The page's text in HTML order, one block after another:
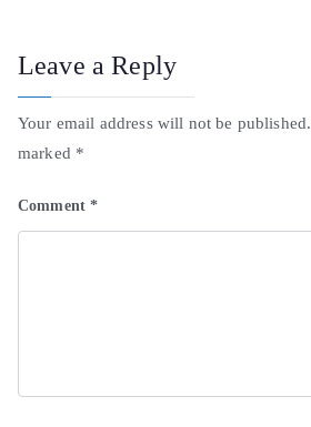
Leave a Reply
Your email address will not be published.
marked *
Comment*